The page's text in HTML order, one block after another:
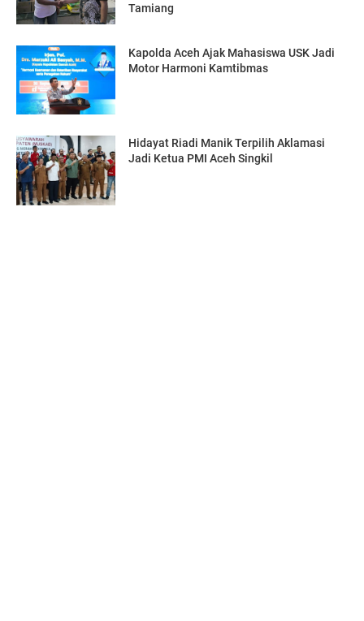
Tamiang
Kapolda Aceh Ajak Mahasiswa USK Jadi
Motor Harmoni Kamtibmas
Hidayat Riadi Manik Terpilih Aklamasi
Jadi Ketua PMI Aceh Singkil